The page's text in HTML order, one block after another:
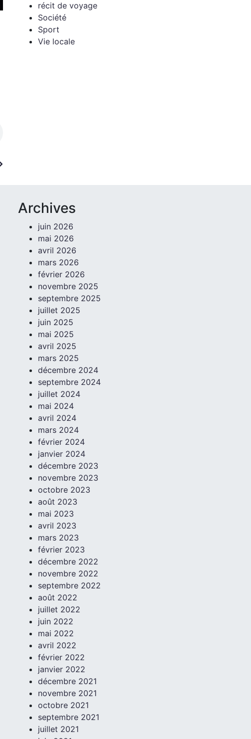
récit de voyage
Société
Sport
Vie locale
Archives
juin 2026
mai 2026
avril 2026
mars 2026
février 2026
novembre 2025
septembre 2025
juillet 2025
juin 2025
mai 2025
avril 2025
mars 2025
décembre 2024
septembre 2024
juillet 2024
mai 2024
avril 2024
mars 2024
février 2024
janvier 2024
décembre 2023
novembre 2023
octobre 2023
août 2023
mai 2023
avril 2023
mars 2023
février 2023
décembre 2022
novembre 2022
septembre 2022
août 2022
juillet 2022
juin 2022
mai 2022
avril 2022
février 2022
janvier 2022
décembre 2021
novembre 2021
octobre 2021
septembre 2021
juillet 2021